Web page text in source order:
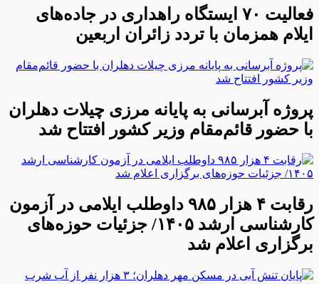
فعالیت ۷۰ ایستگاه راهداری در جاده‌های
ایلام همزمان با تردد زائران اربعین
پروژه آبرسانی به پایانه مرزی چیلات دهلران
با حضور قائم‌مقام وزیر کشور افتتاح شد
رقابت ۴ هزار ۹۸۵ داوطلب ایلامی در آزمون
کارشناسی ارشد ۱۴۰۵/ جزئیات حوزه‌های
برگزاری اعلام شد